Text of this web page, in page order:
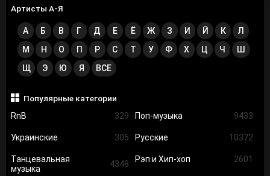
Артисты А-Я
А Б В Г Д Е Ё Ж З И Й К
Л
М
Н О П Р С Т У Ф Х Ц Ч
Ш
Щ
Э Ю Я ВСЕ
Популярные категории
RnB
329 Поп-музыка 9433
Украинские 305 Русские 10372
Танцевальная
музыка
4348 Рэп и Хип-хоп 2601